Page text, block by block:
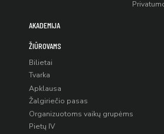
AKADEMIJA
ŽIŪROVAMS
Bilietai
Tvarka
Apklausa
Žalgiriečio pasas
Organizuotoms vaikų grupėms
Pietų IV